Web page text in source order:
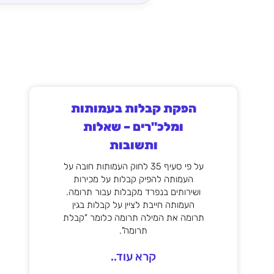
הפקת קבלות בעמותות
ומלכ"רים – שאלות
ותשובות
על פי סעיף 35 לחוק העמותות חובה על
העמותה להפיק קבלות על מכירות
ושירותים בנפרד מקבלות עבור תרומה.
העמותה חייבת לציין על קבלות בגין
תרומה את המילה תרומה כלומר "קבלת
תרומה".
קרא עוד..